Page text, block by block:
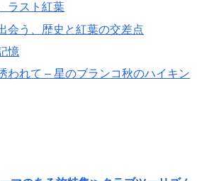
ラスト紅葉
会う、歴史と紅葉の交差点
憶
われて – 星のブランコ秋のハイキン